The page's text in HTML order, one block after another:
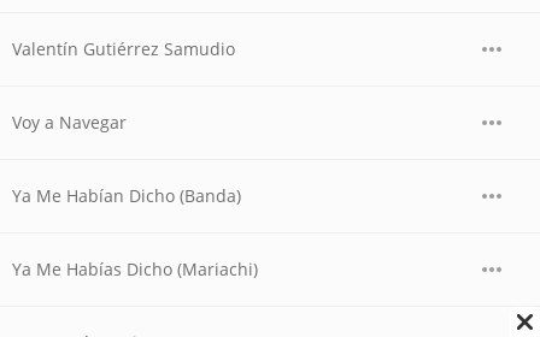
Valentín Gutiérrez Samudio
Voy a Navegar
Ya Me Habían Dicho (Banda)
Ya Me Habías Dicho (Mariachi)